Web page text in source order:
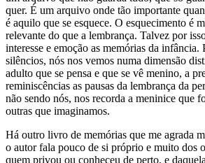
quer. É um arquivo onde tão importante
é aquilo que se esquece. O esquecimento é
relevante do que a lembrança. Talvez por
interesse e emoção as memórias da infância.
silêncios, nós nos vemos numa dimensão
adulto que se pensa e que se vê menino, a
reminiscências as pausas da lembrança da
não sendo nós, nos recorda a meninice que
outras que imaginamos.
Há outro livro de memórias que me agrada
o autor fala pouco de si próprio e muito dos
quem privou ou conheceu de perto, e